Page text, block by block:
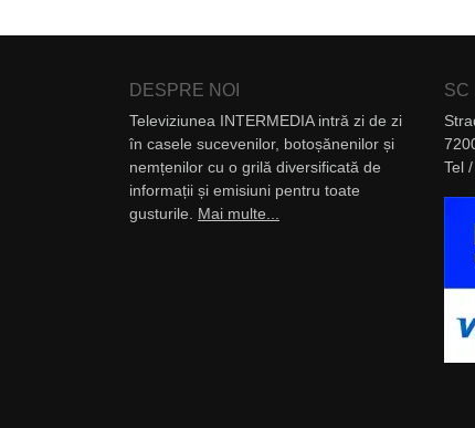
DESPRE NOI
Televiziunea INTERMEDIA intră zi de zi
în casele sucevenilor, botoșănenilor și
nemțenilor cu o grilă diversificată de
informații și emisiuni pentru toate
gusturile. Mai multe...
SC
Tel